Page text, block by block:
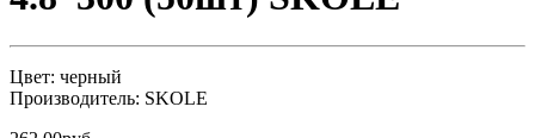
Цвет: черный
Производитель: SKOLE